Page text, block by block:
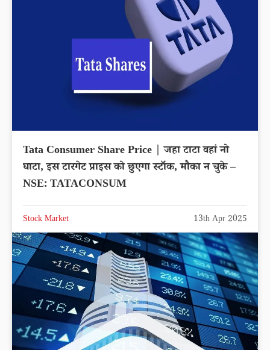
Tata Consumer Share Price | जहा टाटा वहां नो
घाटा, इस टारगेट प्राइस को छुएगा स्टॉक, मौका न चुके –
NSE: TATACONSUM
Stock Market 13th Apr 2025